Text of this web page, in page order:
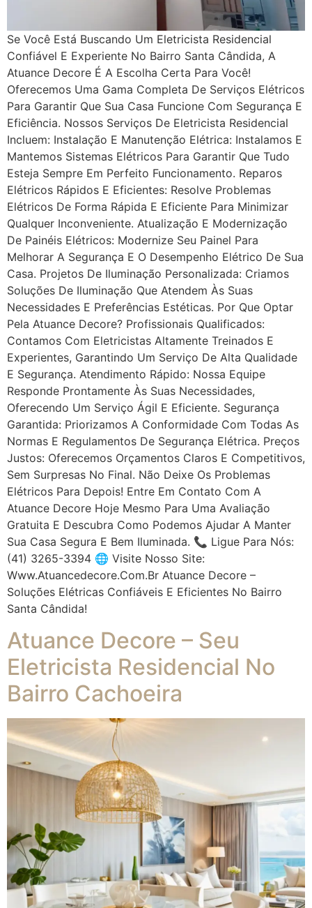
Se Você Está Buscando Um Eletricista Residencial
Confiável E Experiente No Bairro Santa Cândida, A
Atuance Decore É A Escolha Certa Para Você!
Oferecemos Uma Gama Completa De Serviços Elétricos
Para Garantir Que Sua Casa Funcione Com Segurança E
Eficiência. Nossos Serviços De Eletricista Residencial
Incluem: Instalação E Manutenção Elétrica: Instalamos E
Mantemos Sistemas Elétricos Para Garantir Que Tudo
Esteja Sempre Em Perfeito Funcionamento. Reparos
Elétricos Rápidos E Eficientes: Resolve Problemas
Elétricos De Forma Rápida E Eficiente Para Minimizar
Qualquer Inconveniente. Atualização E Modernização
De Painéis Elétricos: Modernize Seu Painel Para
Melhorar A Segurança E O Desempenho Elétrico De Sua
Casa. Projetos De Iluminação Personalizada: Criamos
Soluções De Iluminação Que Atendem Às Suas
Necessidades E Preferências Estéticas. Por Que Optar
Pela Atuance Decore? Profissionais Qualificados:
Contamos Com Eletricistas Altamente Treinados E
Experientes, Garantindo Um Serviço De Alta Qualidade
E Segurança. Atendimento Rápido: Nossa Equipe
Responde Prontamente Às Suas Necessidades,
Oferecendo Um Serviço Ágil E Eficiente. Segurança
Garantida: Priorizamos A Conformidade Com Todas As
Normas E Regulamentos De Segurança Elétrica. Preços
Justos: Oferecemos Orçamentos Claros E Competitivos,
Sem Surpresas No Final. Não Deixe Os Problemas
Elétricos Para Depois! Entre Em Contato Com A
Atuance Decore Hoje Mesmo Para Uma Avaliação
Gratuita E Descubra Como Podemos Ajudar A Manter
Sua Casa Segura E Bem Iluminada. 📞 Ligue Para Nós:
(41) 3265-3394 🌐 Visite Nosso Site:
Www.atuancedecore.com.br Atuance Decore –
Soluções Elétricas Confiáveis E Eficientes No Bairro
Santa Cândida!
Atuance Decore – Seu
Eletricista Residencial No
Bairro Cachoeira